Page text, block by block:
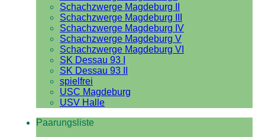
Schachzwerge Magdeburg II
Schachzwerge Magdeburg III
Schachzwerge Magdeburg IV
Schachzwerge Magdeburg V
Schachzwerge Magdeburg VI
SK Dessau 93 I
SK Dessau 93 II
spielfrei
USC Magdeburg
USV Halle
Paarungsliste